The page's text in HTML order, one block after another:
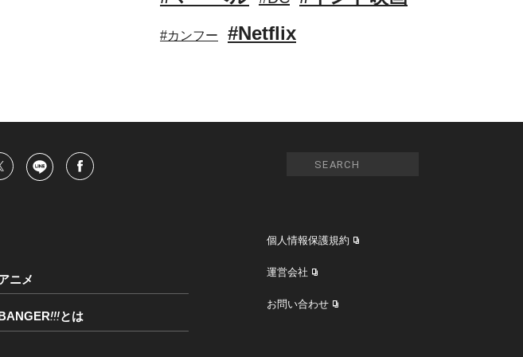
#カンフー #Netflix
ニメ
!!!とは
個人情報保護規約
運営会社
お問い合わせ